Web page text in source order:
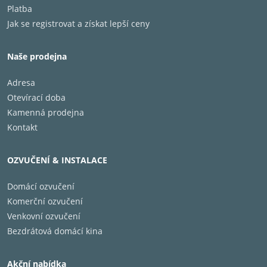
Získejte přístup ke všem svým oblíbeným
zdrojům, jako jsou Disney+, Netflix, Prime
PRECISION COLOUR
Nejčistší vyjádření barev
Technologie Precision Colour využívá sílu
reprodukce barev, což zajišťuje nejpřesnější a
sledujete sport, filmy nebo si užíváte maraton
seriálů, všechny vaše oblíbené programy
uvidíte ve vylepšených, realistických barvách.
Platba
Jak se registrovat a získat lepší ceny
Naše prodejna
Adresa
Otevírací doba
Kamenná prodejna
Kontakt
OZVUČENÍ & INSTALACE
Domácí ozvučení
Komerční ozvučení
Venkovní ozvučení
Bezdrátová domácí kina
Akční nabídka